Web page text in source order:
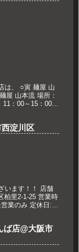
は、 ○寅 麺屋 山
屋 山本流 場所：
11：00～15：00
淀川区
います！！ 店舗
柏里2-1-25 営業時
業のみ 定休日:月
ば店@大阪市